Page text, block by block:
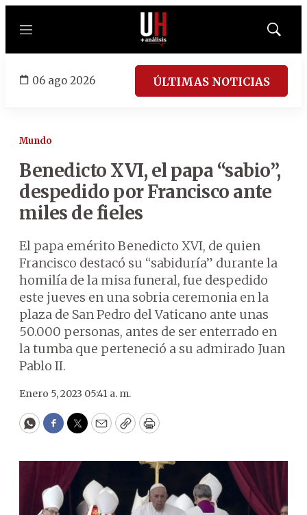
Menú
Mostrar
06 ago 2026 ÚLTIMAS NOTICIAS
Mundo
Benedicto XVI, el papa “sabio”,
despedido por Francisco ante
miles de fieles
El papa emérito Benedicto XVI, de quien
Francisco destacó su “sabiduría” durante la
homilía de la misa funeral, fue despedido
este jueves en una sobria ceremonia en la
plaza de San Pedro del Vaticano ante unas
50.000 personas, antes de ser enterrado en
la tumba que perteneció a su admirado Juan
Pablo II.
Enero 5, 2023 05:41 a. m.
WhatsApp
Facebook
Twitter
EmailCopyPrint